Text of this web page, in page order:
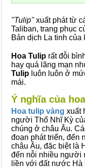
"Tulip"xuất phát từ
Taliban, trang phục
Bản dịch La tinh của
Hoa Tulip rất đỗi
hay quá lãng mạn
Tulip luôn luôn ở
mái.
Ý nghĩa của
Hoa tulip vàng xuất
người Thổ Nhĩ Kỳ
chúng ở châu Âu.
đoạn phát triển, đến
châu Âu, đặc biệt là
đến nỗi nhiều người
liền với đất nước Hà